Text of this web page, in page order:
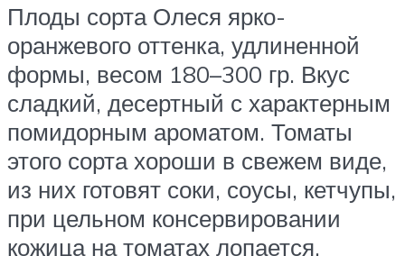
Плоды сорта Олеся ярко-
оранжевого оттенка, удлиненной
формы, весом 180–300 гр. Вкус
сладкий, десертный с характерным
помидорным ароматом. Томаты
этого сорта хороши в свежем виде,
из них готовят соки, соусы, кетчупы,
при цельном консервировании
кожица на томатах лопается.